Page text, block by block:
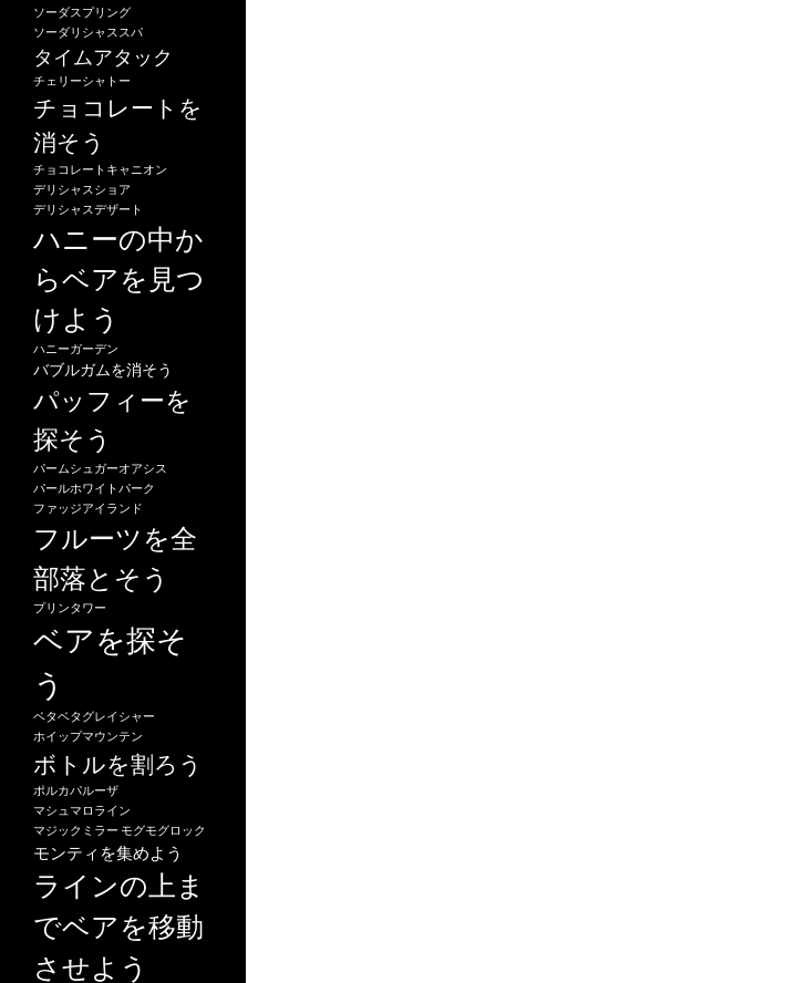
ソーダスプリング
ソーダリシャススパ
タイムアタック
チェリーシャトー
チョコレートを
消そう
チョコレートキャニオン
デリシャスショア
デリシャスデザート
ハニーの中か
らベアを見つ
けよう
ハニーガーデン
バブルガムを消そう
パッフィーを
探そう
パームシュガーオアシス
パールホワイトパーク
ファッジアイランド
フルーツを全
部落とそう
プリンタワー
ベアを探そ
う
ベタベタグレイシャー
ホイップマウンテン
ボトルを割ろう
ポルカパルーザ
マシュマロライン
マジックミラー モグモグロック
モンティを集めよう
ラインの上ま
でベアを移動
させよう